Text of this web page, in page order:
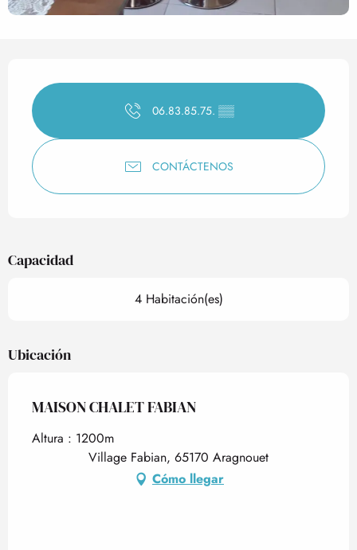
Horarios y datos de
06.83.85.75. ▒▒
CONTÁCTENOS
Capacidad
4 Habitación(es)
Ubicación
MAISON CHALET FABIAN
Altura : 1200m
Village Fabian, 65170 Aragnouet
Cómo llegar